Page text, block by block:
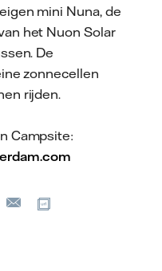
mini Nuna, de
het Nuon Solar
De
zonnecellen
rijden.
Campsite:
E-